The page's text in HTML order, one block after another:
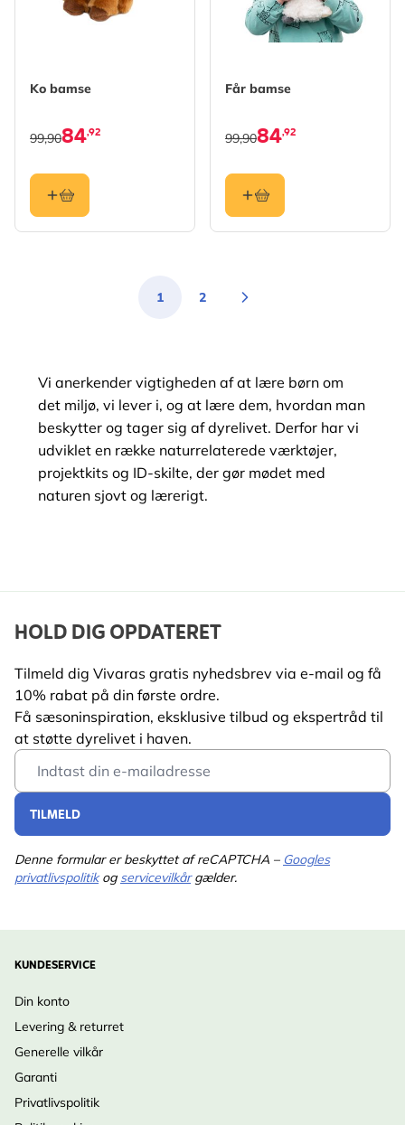
Ko bamse
84,92
99,90
Får bamse
84,92
99,90
Du læser i øjeblikket side
1 Side
2
Vi anerkender vigtigheden af at lære børn om
det miljø, vi lever i, og at lære dem, hvordan man
beskytter og tager sig af dyrelivet. Derfor har vi
udviklet en række naturrelaterede værktøjer,
projektkits og ID-skilte, der gør mødet med
naturen sjovt og lærerigt.
HOLD DIG OPDATERET
Tilmeld dig Vivaras gratis nyhedsbrev via e-mail og få
10% rabat på din første ordre.
Få sæsoninspiration, eksklusive tilbud og ekspertråd til
at støtte dyrelivet i haven.
Email Address
TILMELD
Denne formular er beskyttet af reCAPTCHA – Googles
privatlivspolitikog servicevilkårgælder.
KUNDESERVICE
Din konto
Levering & returret
Generelle vilkår
Garanti
Privatlivspolitik